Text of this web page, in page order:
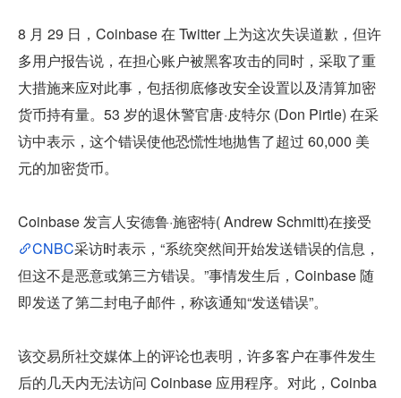
8 月 29 日，Coinbase 在 Twitter 上为这次失误道歉，但许
多用户报告说，在担心账户被黑客攻击的同时，采取了重
大措施来应对此事，包括彻底修改安全设置以及清算加密
货币持有量。53 岁的退休警官唐·皮特尔 (Don Pirtle) 在采
访中表示，这个错误使他恐慌性地抛售了超过 60,000 美
元的加密货币。
Coinbase 发言人安德鲁·施密特( Andrew Schmitt)在接受
CNBC采访时表示，“系统突然间开始发送错误的信息，
但这不是恶意或第三方错误。”事情发生后，Coinbase 随
即发送了第二封电子邮件，称该通知“发送错误”。
该交易所社交媒体上的评论也表明，许多客户在事件发生
后的几天内无法访问 Coinbase 应用程序。对此，Coinba